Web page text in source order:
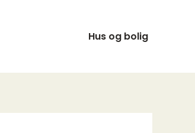
Hus og bolig